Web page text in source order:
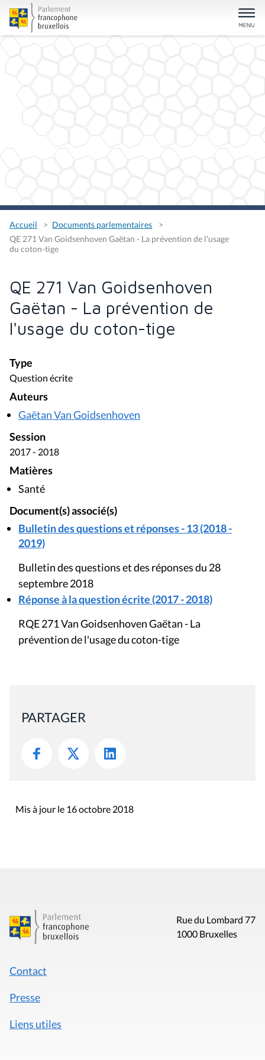
Accueil
Documents parlementaires
QE 271 Van Goidsenhoven Gaëtan - La prévention de l'usage
du coton-tige
QE 271 Van Goidsenhoven
Gaëtan - La prévention de
l'usage du coton-tige
Type
Question écrite
Auteurs
Gaëtan Van Goidsenhoven
Session
2017 - 2018
Matières
Santé
Document(s) associé(s)
Bulletin des questions et réponses - 13 (2018 -
2019)
Bulletin des questions et des réponses du 28
septembre 2018
Réponse à la question écrite (2017 - 2018)
RQE 271 Van Goidsenhoven Gaëtan - La
prévention de l'usage du coton-tige
PARTAGER
Mis à jour le 16 octobre 2018
Rue du Lombard 77
1000 Bruxelles
Contact
Presse
Liens utiles